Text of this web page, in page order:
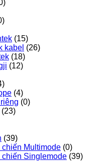
(15)
kabel (26)
(18)
(12)
(4)
(0)
(23)
(39)
Multimode (0)
Singlemode (39)